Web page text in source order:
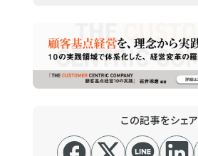
この記事をシェア